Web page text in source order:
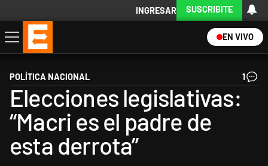
INGRESAR SUSCRIBITE
EN VIVO
Economía
Política
Internacional
Actualidad
Descargá la App
POLÍTICA NACIONAL 1
Elecciones legislativas:
“Macri es el padre de
esta derrota”